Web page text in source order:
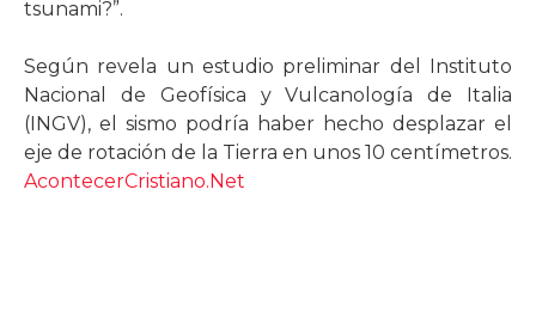
tsunami?”.
Según revela un estudio preliminar del Instituto
Nacional de Geofísica y Vulcanología de Italia
(INGV), el sismo podría haber hecho desplazar el
eje de rotación de la Tierra en unos 10 centímetros.
AcontecerCristiano.Net